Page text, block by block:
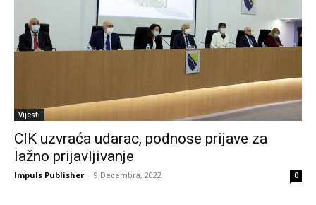
Vijesti
CIK uzvraća udarac, podnose prijave za
lažno prijavljivanje
Impuls Publisher - 9 Decembra, 2022 0